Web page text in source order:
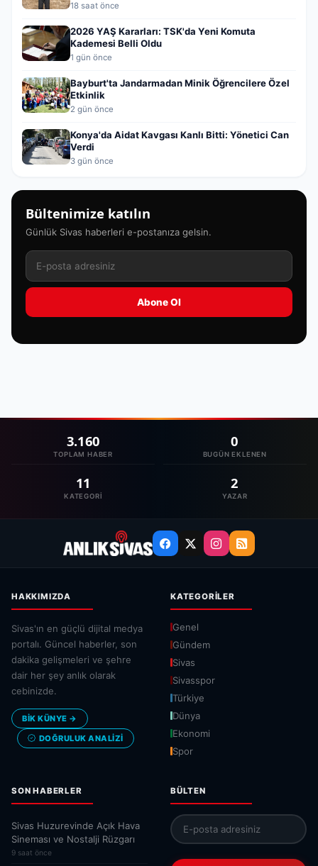
18 saat önce
2026 YAŞ Kararları: TSK'da Yeni Komuta
Kademesi Belli Oldu
1 gün önce
Bayburt'ta Jandarmadan Minik Öğrencilere Özel
Etkinlik
2 gün önce
Konya'da Aidat Kavgası Kanlı Bitti: Yönetici Can
Verdi
3 gün önce
Bültenimize katılın
Günlük Sivas haberleri e-postanıza gelsin.
Abone Ol
3.160
TOPLAM HABER
0
BUGÜN EKLENEN
11
KATEGORI
2
YAZAR
HAKKIMIZDA
Sivas'ın en güçlü dijital medya
portalı. Güncel haberler, son
dakika gelişmeleri ve şehre
dair her şey anlık olarak
cebinizde.
BİK KÜNYE →
DOĞRULUK ANALIZI
KATEGORILER
Genel
Gündem
Sivas
Sivasspor
Türkiye
Dünya
Ekonomi
Spor
SON HABERLER
Sivas Huzurevinde Açık Hava
Sineması ve Nostalji Rüzgarı
9 saat önce
BÜLTEN